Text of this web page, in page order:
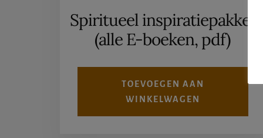
prijs
was:
€128,65.
prijs
is:
€39,95.
Spiritueel inspiratiepakket
(alle E-boeken, pdf)
TOEVOEGEN AAN
WINKELWAGEN